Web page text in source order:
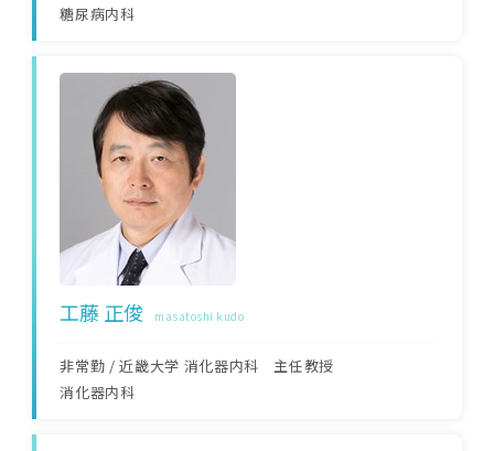
糖尿病内科
工藤 正俊 masatoshi kudo
非常勤 / 近畿大学 消化器内科 主任教授
消化器内科